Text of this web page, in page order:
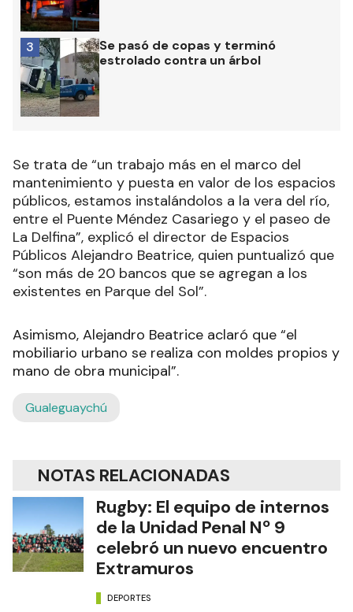
Se pasó de copas y terminó
estrolado contra un árbol
3
Se trata de “un trabajo más en el marco del
mantenimiento y puesta en valor de los espacios
públicos, estamos instalándolos a la vera del río,
entre el Puente Méndez Casariego y el paseo de
La Delfina”, explicó el director de Espacios
Públicos Alejandro Beatrice, quien puntualizó que
“son más de 20 bancos que se agregan a los
existentes en Parque del Sol”.
Asimismo, Alejandro Beatrice aclaró que “el
mobiliario urbano se realiza con moldes propios y
mano de obra municipal”.
Gualeguaychú
NOTAS RELACIONADAS
Rugby: El equipo de internos
de la Unidad Penal Nº 9
celebró un nuevo encuentro
Extramuros
DEPORTES